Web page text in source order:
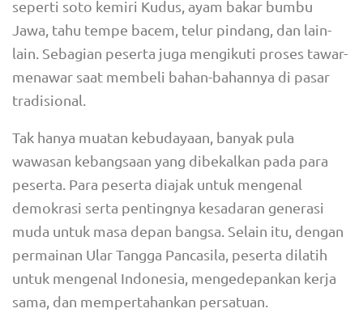
seperti soto kemiri Kudus, ayam bakar bumbu
Jawa, tahu tempe bacem, telur pindang, dan lain-
lain. Sebagian peserta juga mengikuti proses tawar-
menawar saat membeli bahan-bahannya di pasar
tradisional.
Tak hanya muatan kebudayaan, banyak pula
wawasan kebangsaan yang dibekalkan pada para
peserta. Para peserta diajak untuk mengenal
demokrasi serta pentingnya kesadaran generasi
muda untuk masa depan bangsa. Selain itu, dengan
permainan Ular Tangga Pancasila, peserta dilatih
untuk mengenal Indonesia, mengedepankan kerja
sama, dan mempertahankan persatuan.